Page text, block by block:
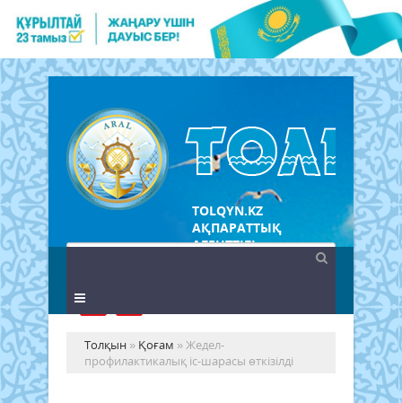
TOLQYN.KZ
АҚПАРАТТЫҚ
АГЕНТТІГІ
Толқын » Қоғам » Жедел-
профилактикалық іс-шарасы өткізілді